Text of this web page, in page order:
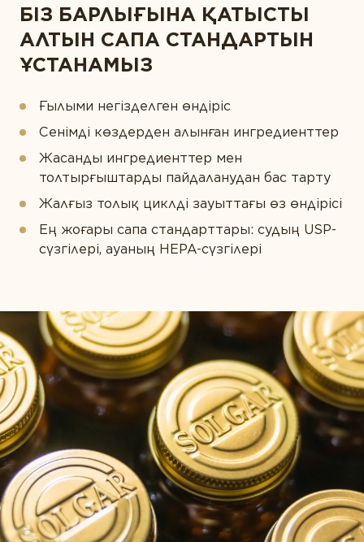
БІЗ БАРЛЫҒЫНА ҚАТЫСТЫ
АЛТЫН САПА СТАНДАРТЫН
ҰСТАНАМЫЗ
Ғылыми негізделген өндіріс
Сенімді көздерден алынған ингредиенттер
Жасанды ингредиенттер мен
толтырғыштарды пайдаланудан бас тарту
Жалғыз толық циклді зауыттағы өз өндірісі
Ең жоғары сапа стандарттары: судың USP-
сүзгілері, ауаның HEPA-сүзгілері